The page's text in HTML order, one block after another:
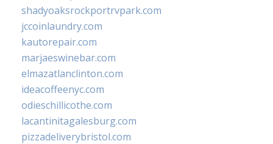
shadyoaksrockportrvpark.com
jccoinlaundry.com
kautorepair.com
marjaeswinebar.com
elmazatlanclinton.com
ideacoffeenyc.com
odieschillicothe.com
lacantinitagalesburg.com
pizzadeliverybristol.com